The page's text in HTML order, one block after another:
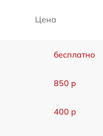
Цена
бесплатно
850 р
400 р